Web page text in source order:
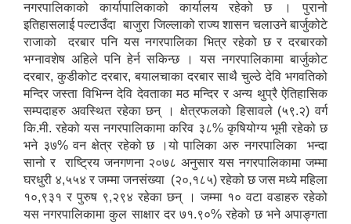
नगरपालिकाको कार्यापालिकाको कार्यालय रहेको छ । पुरानो
इतिहासलाई पल्टाउँदा बाजुरा जिल्लाको राज्य शासन चलाउने बार्जुकोटे
राजाको दरबार पनि यस नगरपालिका भित्र रहेको छ र दरबारको
भग्नावशेष अहिले पनि हेर्न सकिन्छ । यस नगरपालिकामा बार्जुकोट
दरबार, कुडीकोट दरबार, बयालचाका दरबार साथै चुल्ठे देवि भगवतिको
मन्दिर जस्ता विभिन्न देवि देवताका मठ मन्दिर र अन्य थुप्रै ऐतिहासिक
सम्पदाहरु अवस्थित रहेका छन् । क्षेत्रफलको हिसावले (५९.२) वर्ग
कि.मी. रहेको यस नगरपालिकामा करिव ३८% कृषियोग्य भूमी रहेको छ
भने ३७% वन क्षेत्र रहेको छ ।यो पालिका अरु नगरपालिका भन्दा
सानो र राष्ट्रिय जनगणना २०७८ अनुसार यस नगरपालिकामा जम्मा
घरधुरी ४,५५४ र जम्मा जनसंख्या (२०,१८५) रहेको छ जस मध्ये महिला
१०,९३१ र पुरुष ९,२९४ रहेका छन् । जम्मा १० वटा वडाहरु रहेको
यस नगरपालिकामा कुल साक्षार दर ७१.९०% रहेको छ भने अपाङ्गता